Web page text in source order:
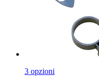
3 opzioni